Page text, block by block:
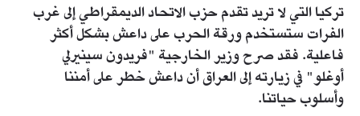
تركيا التي لا تريد تقدم حزب الاتحاد الديمقراطي إلى غرب
الفرات ستستخدم ورقة الحرب على داعش بشكل أكثر
فاعلية. فقد صرح وزير الخارجية "فريدون سينيرلي
أوغلو" في زيارته إلى العراق أن داعش خطر على أمننا
وأسلوب حياتنا.